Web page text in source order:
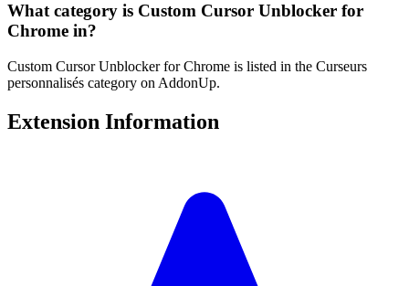
What category is Custom Cursor Unblocker for
Chrome in?
Custom Cursor Unblocker for Chrome is listed in the Curseurs
personnalisés category on AddonUp.
Extension Information